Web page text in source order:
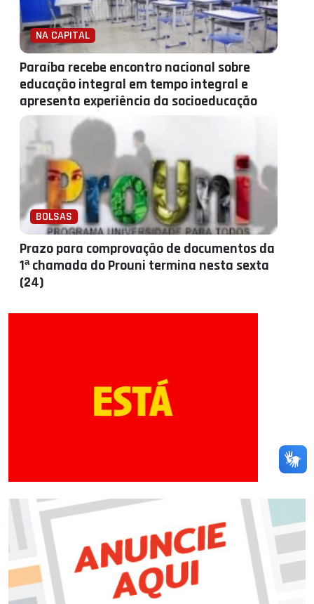
NA CAPITAL
Paraíba recebe encontro nacional sobre
educação integral em tempo integral e
apresenta experiência da socioeducação
BOLSAS
Prazo para comprovação de documentos da
1ª chamada do Prouni termina nesta sexta
(24)